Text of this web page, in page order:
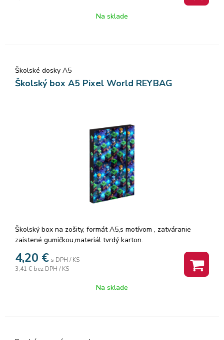
Na sklade
Školské dosky A5
Školský box A5 Pixel World REYBAG
Školský box na zošity, formát A5,s motívom , zatváranie
zaistené gumičkou,materiál tvrdý karton.
4,20 € s DPH / KS
3,41 € bez DPH / KS
Na sklade